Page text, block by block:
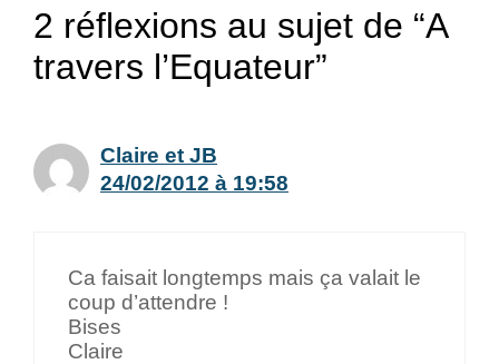
2 réflexions au sujet de “A
travers l’Equateur”
Claire et JB
24/02/2012 à 19:58
Ca faisait longtemps mais ça valait le
coup d’attendre !
Bises
Claire